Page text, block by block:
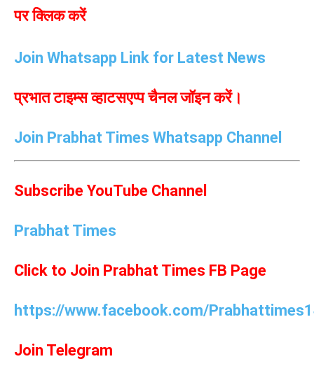
पर क्लिक करें
Join Whatsapp Link for Latest News
प्रभात टाइम्स व्हाटसएप्प चैनल जॉइन करें।
Join Prabhat Times Whatsapp Channel
Subscribe YouTube Channel
Prabhat Times
Click to Join Prabhat Times FB Page
https://www.facebook.com/
Join Telegram